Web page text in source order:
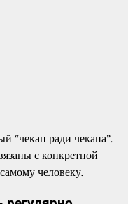
“чекап ради чекапа”.
с конкретной
человеку.